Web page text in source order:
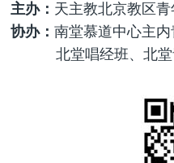
主办： 天主教北京教区
协办： 南堂慕道中心主内
北堂唱经班、北